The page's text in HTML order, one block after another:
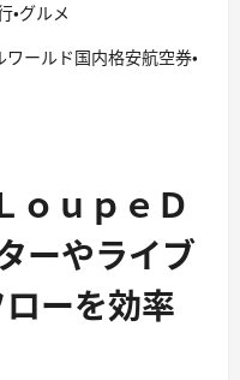
・グルメ
ールド国内格安航空券・
ｏｕｐｅＤ
ーやライブ
ーを効率